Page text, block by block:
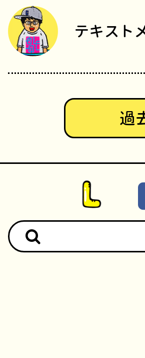
テキスト
過